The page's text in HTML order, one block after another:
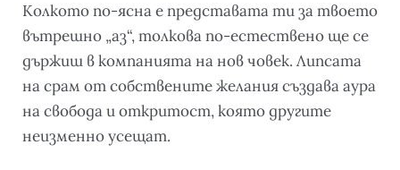
Колкото по-ясна е представата ти за твоето
вътрешно „аз“, толкова по-естествено ще се
държиш в компанията на нов човек. Липсата
на срам от собствените желания създава аура
на свобода и откритост, която другите
неизменно усещат.